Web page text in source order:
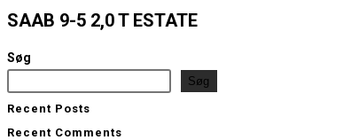
SAAB 9-5 2,0 T ESTATE
Søg
Søg
Recent Posts
Recent Comments